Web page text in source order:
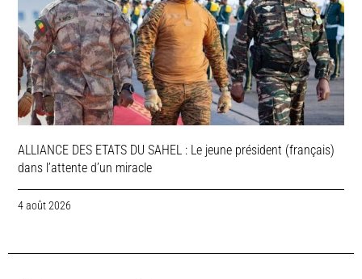
ALLIANCE DES ETATS DU SAHEL : Le jeune président (français)
dans l’attente d’un miracle
4 août 2026